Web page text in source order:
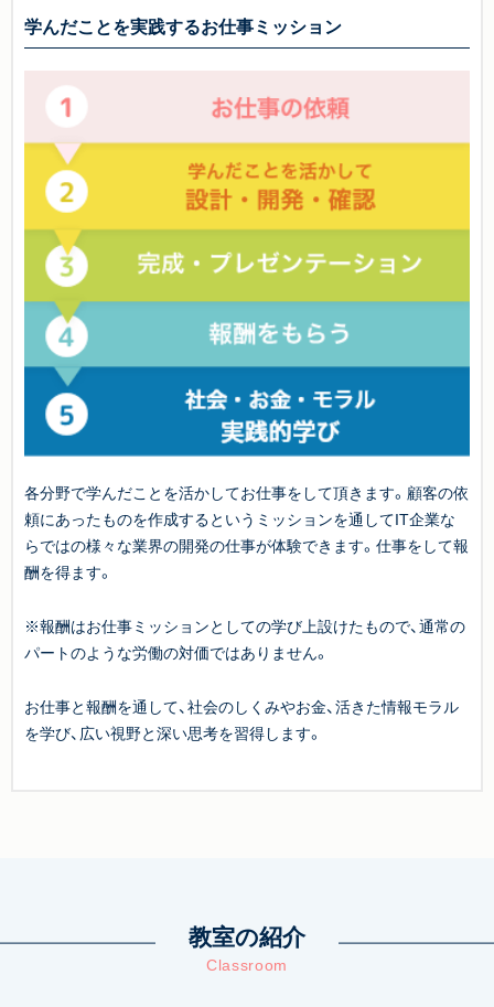
学んだことを実践するお仕事ミッション
各分野で学んだことを活かしてお仕事をして頂きます。顧客の依
頼にあったものを作成するというミッションを通してIT企業な
らではの様々な業界の開発の仕事が体験できます。仕事をして報
酬を得ます。
※報酬はお仕事ミッションとしての学び上設けたもので、通常の
パートのような労働の対価ではありません。
お仕事と報酬を通して、社会のしくみやお金、活きた情報モラル
を学び、広い視野と深い思考を習得します。
教室の紹介
Classroom